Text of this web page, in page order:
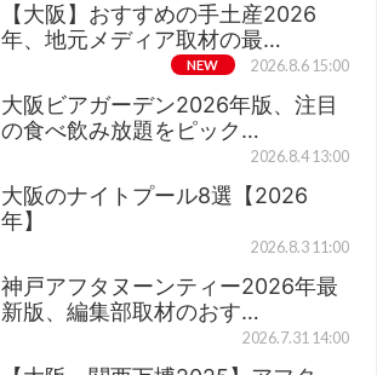
【大阪】おすすめの手土産2026
年、地元メディア取材の最…
NEW 2026.8.6 15:00
大阪ビアガーデン2026年版、注目
の食べ飲み放題をピック…
2026.8.4 13:00
大阪のナイトプール8選【2026
年】
2026.8.3 11:00
神戸アフタヌーンティー2026年最
新版、編集部取材のおす…
2026.7.31 14:00